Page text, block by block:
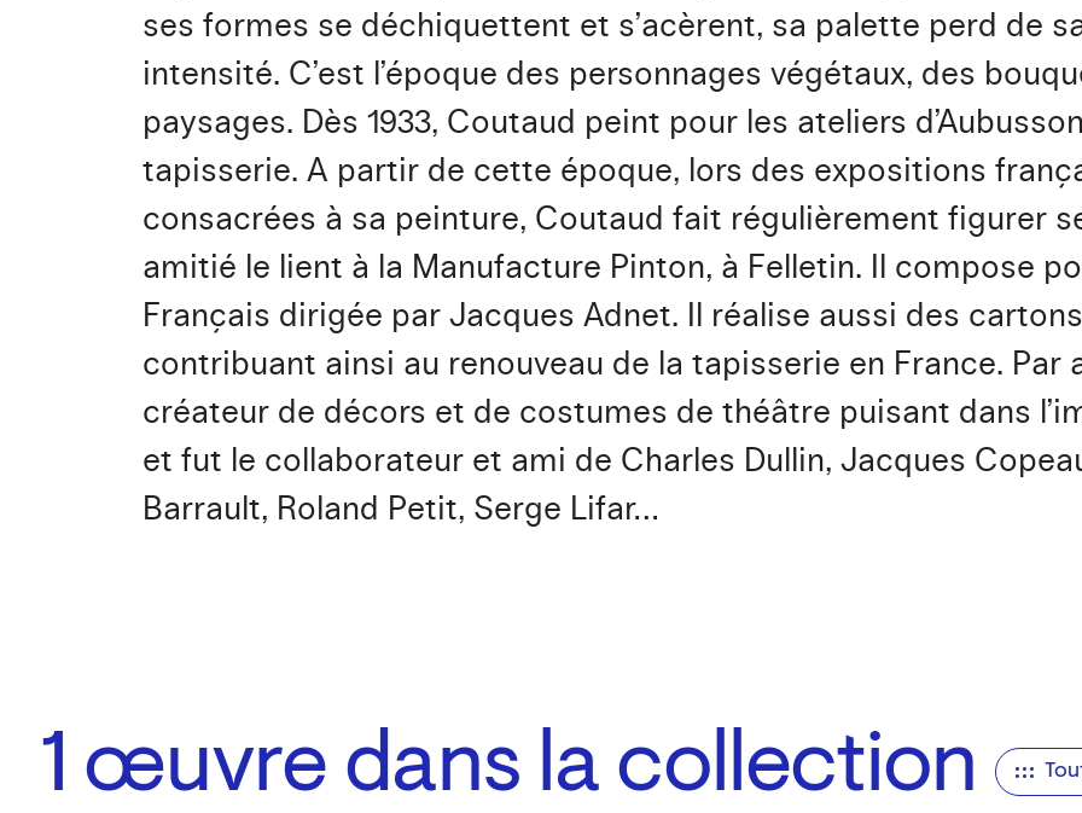
ses formes se déchiquettent et s’acèrent, sa palette perd de
intensité. C’est l’époque des personnages végétaux, des
paysages. Dès 1933, Coutaud peint pour les ateliers
tapisserie. A partir de cette époque, lors des expositions
consacrées à sa peinture, Coutaud fait régulièrement figurer
amitié le lient à la Manufacture Pinton, à Felletin. Il compose
Français dirigée par Jacques Adnet. Il réalise aussi des
contribuant ainsi au renouveau de la tapisserie en France. Par
créateur de décors et de costumes de théâtre puisant dans
et fut le collaborateur et ami de Charles Dullin, Jacques
Barrault, Roland Petit, Serge Lifar…
1 œuvre dans la collection